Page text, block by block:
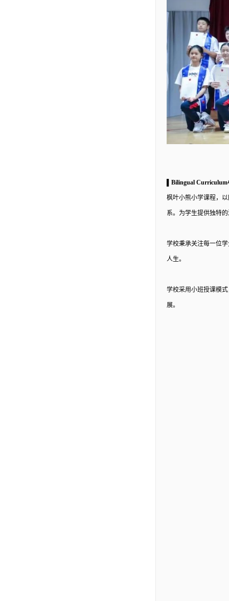
▌Bilingual
枫叶小熊小学课程，
系。为学生提供独特
学校秉承关注每一位
人生。
学校采用小班授课模
展。